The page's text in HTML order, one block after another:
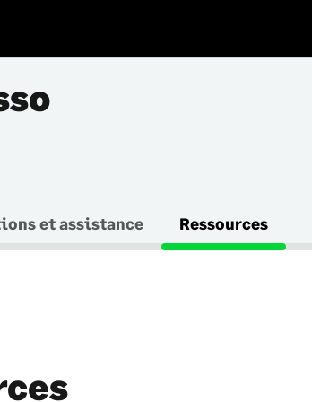
et assistance Ressources